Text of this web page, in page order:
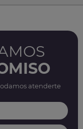
atenderte